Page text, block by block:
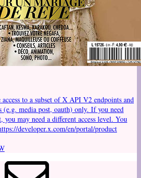
to a subset of X API V2 endpoints and
media post, oauth) only. If you need
you may need a different access level. You
developer.x.com/en/portal/product